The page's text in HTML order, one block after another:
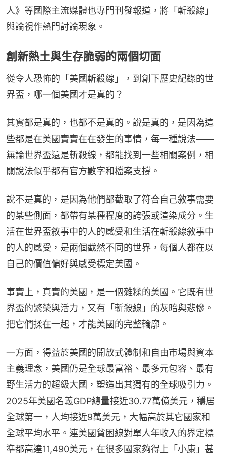
人》等國際主流媒體也專門刊發報道，將「斬殺線」
輿論視作熱門討論現象。
創新熱土與生存脆弱的兩個切面
從令人恐怖的「美國斬殺線」，到創下歷史紀錄的世
界盃，哪一個美國才是真的？
其實都是真的，也都不是真的。說是真的，是因為這
些都是在美國實實在在發生的事情，每一種說法——
無論世界盃還是斬殺線，都能找到一些相關案例，相
關說法似乎都有官方數字和檔案支撐。
說不是真的，是因為他們都截取了符合自己敘事需要
的某些側面，都帶有某種程度的誇張或渲染成分。生
活在世界盃敘事中的人的感受和生活在斬殺線敘事中
的人的感受，是兩個截然不同的世界，每個人都在以
自己的價值偏好與感受標定美國。
事實上，真實的美國，是一個雜糅的美國。它既有世
界盃的繁榮與活力，又有「斬殺線」的灰暗與悲慘。
把它們揉在一起，才能美國的完整輪廓。
一方面，得益於美國的開放式體制和自由市場與資本
主義理念，美國仍是全球最富裕、最多元包容、最有
野生活力的超級大國，塑造出其獨有的全球吸引力。
2025年美國名義GDP總量接近30.77萬億美元，穩居
全球第一，人均接近9萬美元，大幅高於其它國家和
全球平均水平。連美國貧困線對單人年收入的界定標
準都高達11,490美元，在很多國家夠得上「小康」甚